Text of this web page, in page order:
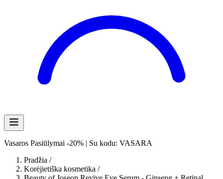
Vasaros Pasiūlymai -20% | Su kodu: VASARA
Pradžia /
Korėjietiška kosmetika /